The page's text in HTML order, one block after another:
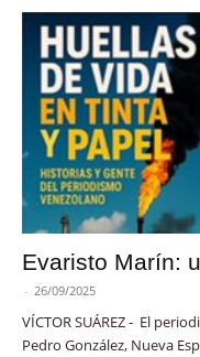
Evaristo Marín:
- 26/09/2025
VÍCTOR SUÁREZ - El
Pedro González, Nueva